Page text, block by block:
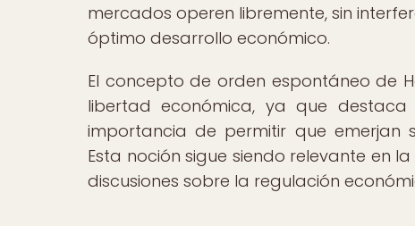
mercados operen libremente, sin
óptimo desarrollo económico.
El concepto de orden espontáneo de
libertad económica, ya que
importancia de permitir que emerjan
Esta noción sigue siendo relevante en
discusiones sobre la regulación